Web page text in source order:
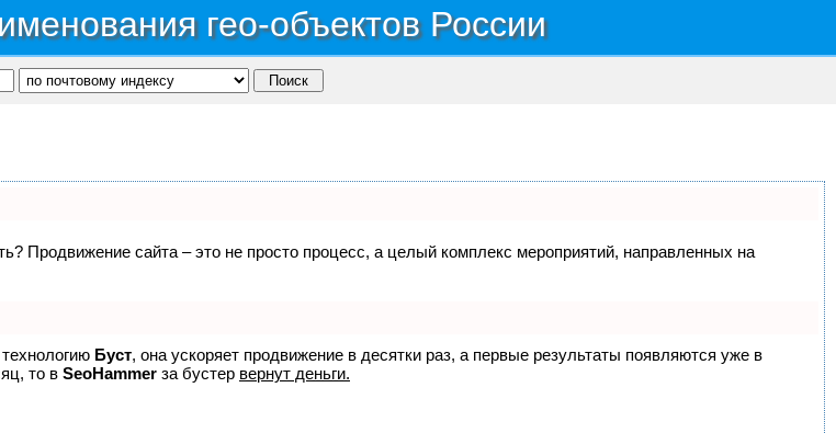
гео-объектов России
Продвижение сайта – это не просто процесс, а целый комплекс мероприятий, направленных на
Буст, она ускоряет продвижение в десятки раз, а первые результаты появляются уже в
то в SeoHammer за бустер вернут деньги.